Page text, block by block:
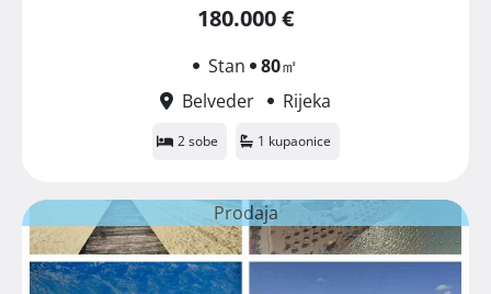
180.000 €
Stan 80㎡
Belveder
Rijeka
2 sobe 1 kupaonice
Prodaja